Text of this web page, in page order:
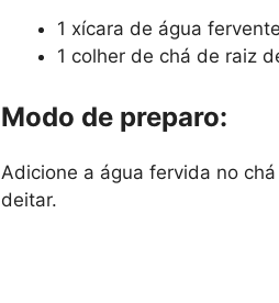
1 xícara de água fervente
1 colher de chá de raiz
Modo de preparo:
Adicione a água fervida no
deitar.